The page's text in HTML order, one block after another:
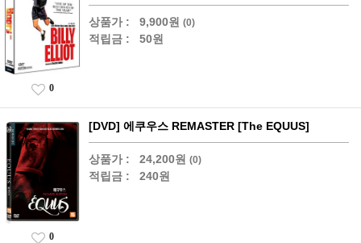
상품가 : 9,900원 (0)
적립금 : 50원
0
[DVD] 에쿠우스 REMASTER [The EQUUS]
상품가 : 24,200원 (0)
적립금 : 240원
0